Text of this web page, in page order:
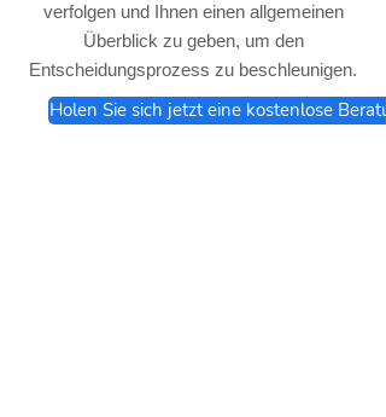
verfolgen und Ihnen einen allgemeinen
Überblick zu geben, um den
Entscheidungsprozess zu beschleunigen.
Holen Sie sich jetzt eine kostenlose